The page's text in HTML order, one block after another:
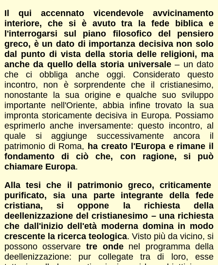
Il qui accennato vicendevole avvicinamento
interiore, che si è avuto tra la fede biblica e
l'interrogarsi sul piano filosofico del pensiero
greco, è un dato di importanza decisiva non solo
dal punto di vista della storia delle religioni, ma
anche da quello della storia universale– un dato
che ci obbliga anche oggi. Considerato questo
incontro, non è sorprendente che il cristianesimo,
nonostante la sua origine e qualche suo sviluppo
importante nell'Oriente, abbia infine trovato la sua
impronta storicamente decisiva in Europa. Possiamo
esprimerlo anche inversamente: questo incontro, al
quale si aggiunge successivamente ancora il
patrimonio di Roma, ha creato l'Europa e rimane il
fondamento di ciò che, con ragione, si può
chiamare Europa.
Alla tesi che il patrimonio greco, criticamente
purificato, sia una parte integrante della fede
cristiana, si oppone la richiesta della
deellenizzazione del cristianesimo – una richiesta
che dall'inizio dell'età moderna domina in modo
crescente la ricerca teologica. Visto più da vicino, si
possono osservare tre ondenel programma della
deellenizzazione: pur collegate tra di loro, esse